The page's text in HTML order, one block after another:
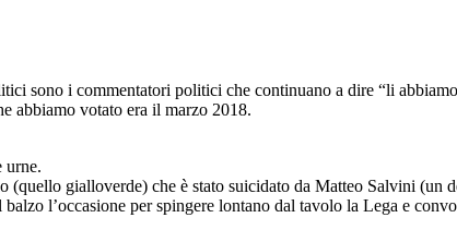
sono i commentatori politici che continuano a dire “li
abbiamo votato era il marzo 2018.
urne.
gialloverde) che è stato suicidato da Matteo Salvini (un
l’occasione per spingere lontano dal tavolo la Lega e